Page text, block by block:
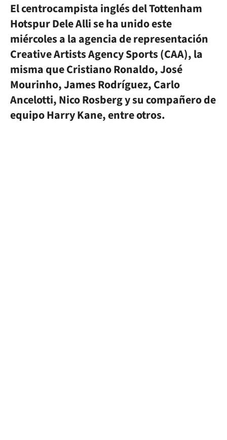
El centrocampista inglés del Tottenham
Hotspur Dele Alli se ha unido este
miércoles a la agencia de representación
Creative Artists Agency Sports (CAA), la
misma que Cristiano Ronaldo, José
Mourinho, James Rodríguez, Carlo
Ancelotti, Nico Rosberg y su compañero de
equipo Harry Kane, entre otros.